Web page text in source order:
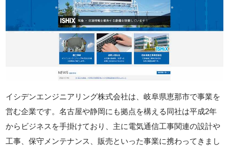
イシデンエンジニアリング株式会社は、岐阜県恵那市で事業を
営む企業です。名古屋や静岡にも拠点を構える同社は平成2年
からビジネスを手掛けており、主に電気通信工事関連の設計や
工事、保守メンテナンス、販売といった事業に携わってきまし